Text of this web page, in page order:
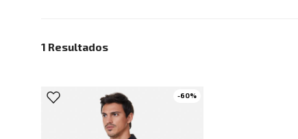
1 Resultados
-60%